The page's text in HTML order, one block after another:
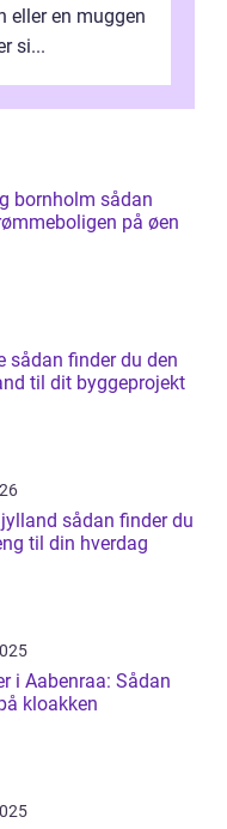
eller en muggen
si...
sådan
på øen
til dit byggeprojekt
finder du
til din hverdag
i Aabenraa: Sådan
kloakken